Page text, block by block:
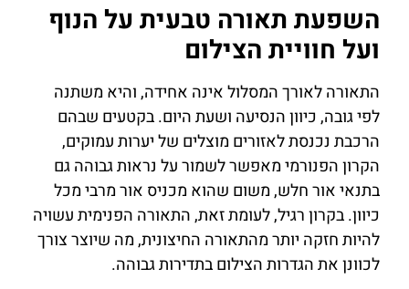
השפעת תאורה טבעית על הנוף
ועל חוויית הצילום
התאורה לאורך המסלול אינה אחידה, והיא משתנה
לפי גובה, כיוון הנסיעה ושעת היום. בקטעים שבהם
הרכבת נכנסת לאזורים מוצלים של יערות עמוקים,
הקרון הפנורמי מאפשר לשמור על נראות גבוהה גם
בתנאי אור חלש, משום שהוא מכניס אור מרבי מכל
כיוון. בקרון רגיל, לעומת זאת, התאורה הפנימית עשויה
להיות חזקה יותר מהתאורה החיצונית, מה שיוצר צורך
לכוונן את הגדרות הצילום בתדירות גבוהה.